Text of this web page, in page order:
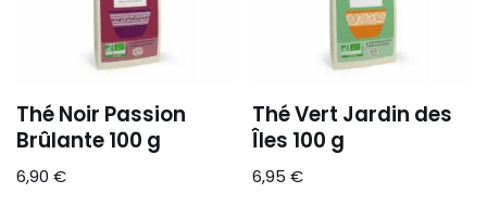
Thé Noir Passion
Brûlante 100 g
6,90 €
Thé Vert Jardin des
Îles 100 g
6,95€